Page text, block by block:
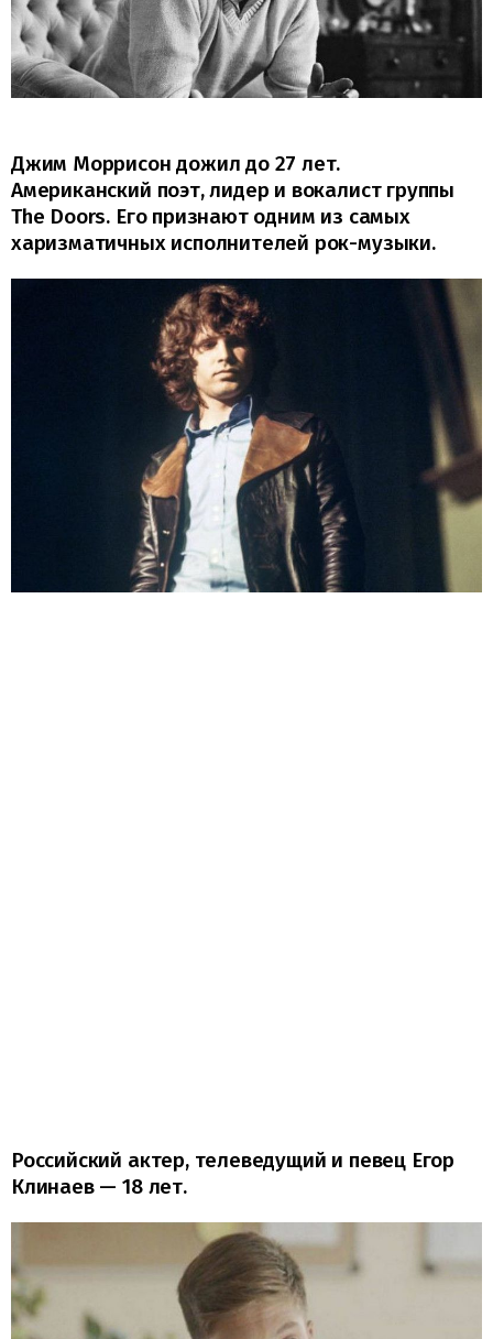
Джим Моррисон дожил до 27 лет.
Американский поэт, лидер и вокалист группы
The Doors. Его признают одним из самых
харизматичных исполнителей рок-музыки.
Российский актер, телеведущий и певец Егор
Клинаев — 18 лет.